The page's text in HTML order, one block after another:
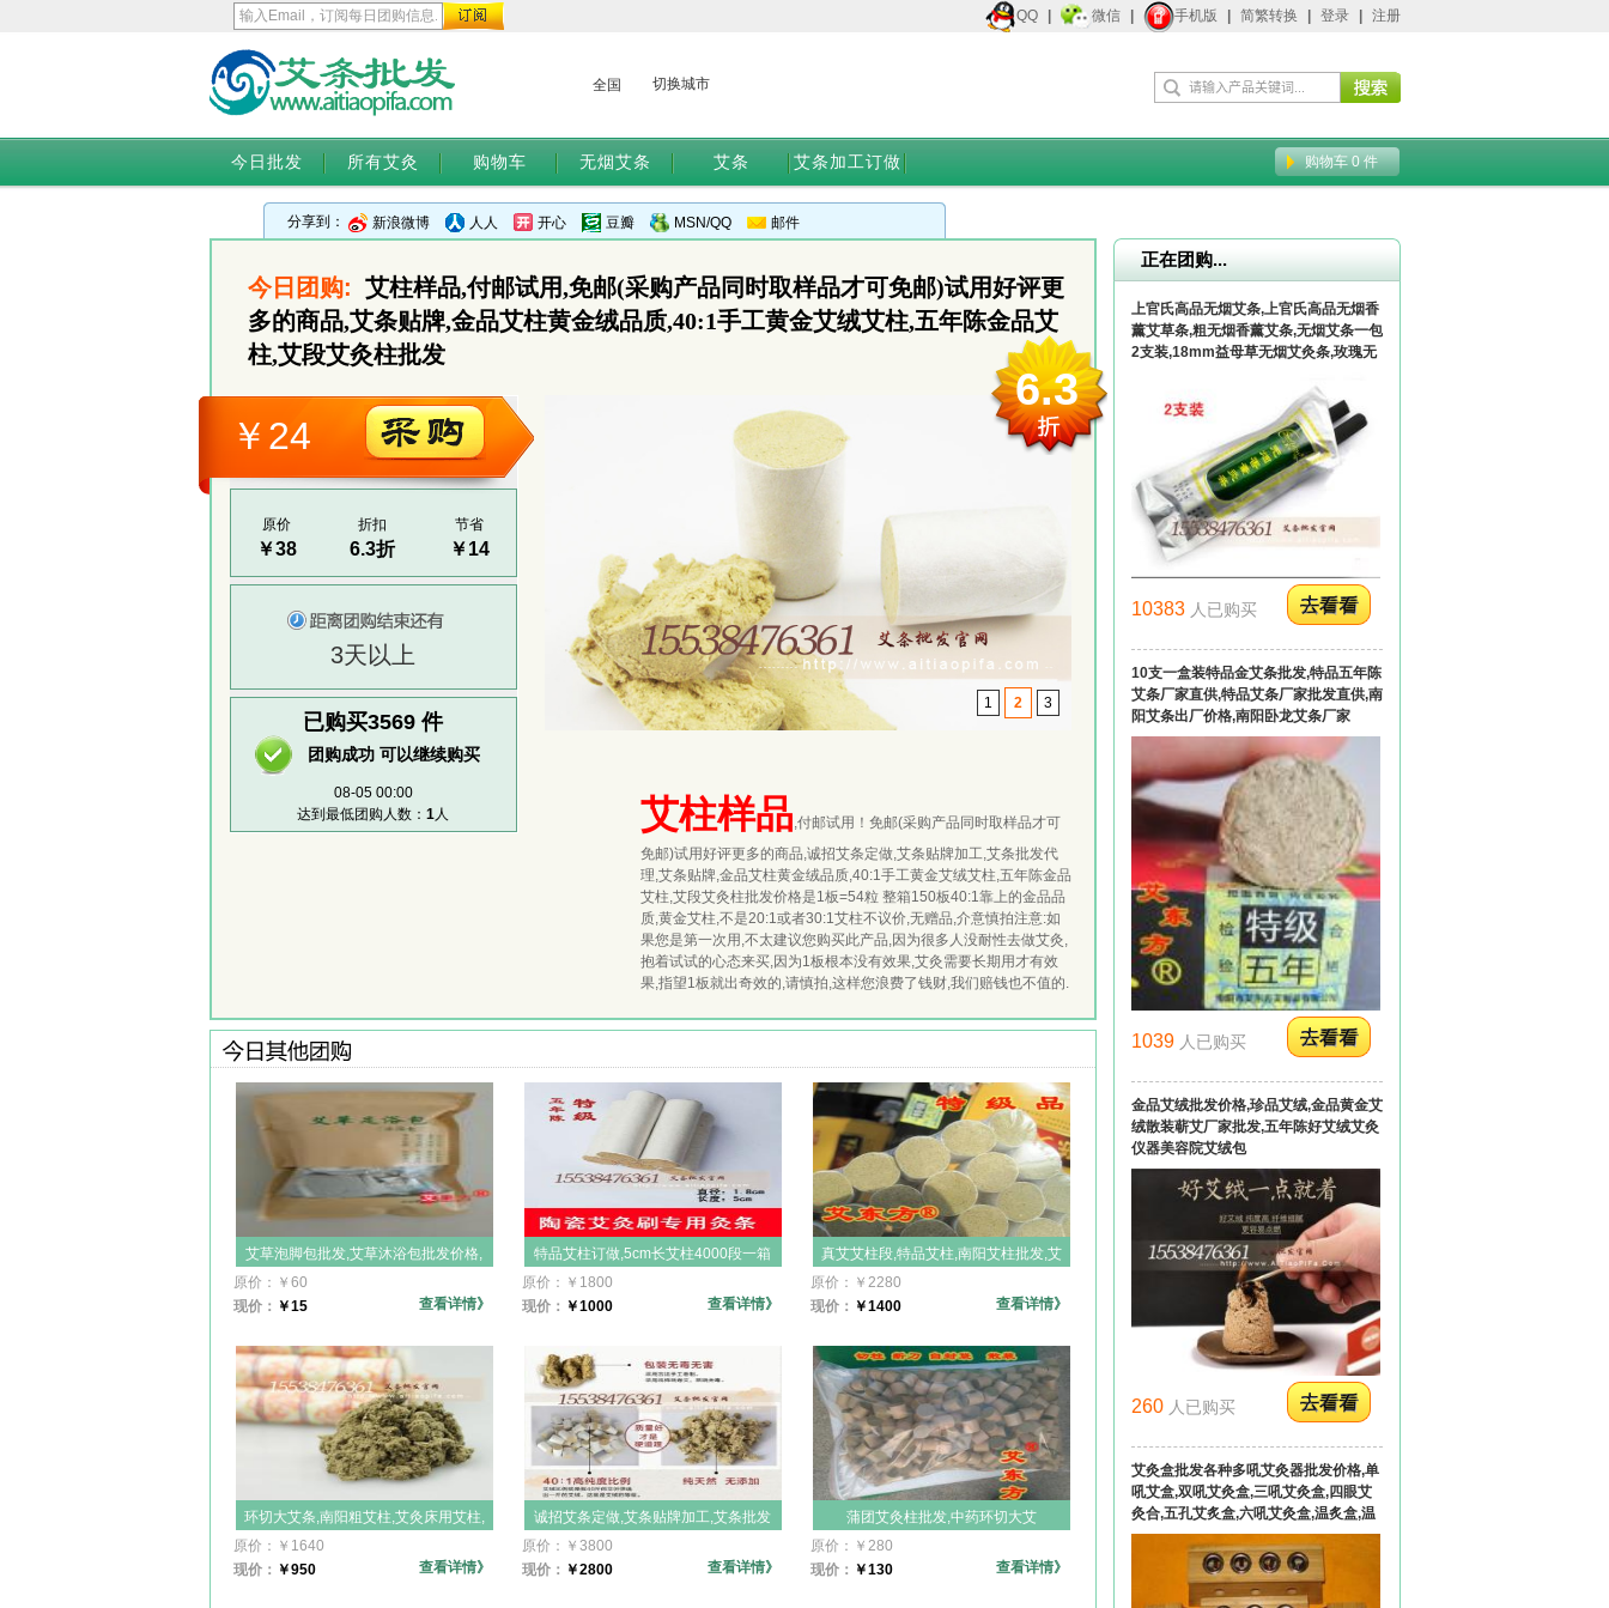
全国 切换城市
购物车0件
今日批发 所有艾灸 购物车 无烟艾条 艾条 艾条加工订做
QQ 微信 手机版 简繁转换 登录 注册
分享到： 新浪微博 人人 开心 豆瓣 MSN/QQ 邮件
今日团购: 艾柱样品,付邮试用,免邮(采购产品同时取样品才可免邮)试用好评更
多的商品,艾条贴牌,金品艾柱黄金绒品质,40:1手工黄金艾绒艾柱,五年陈金品艾
柱,艾段艾灸柱批发
￥24
原价 折扣 节省
￥38 6.3折 ￥14
3天以上
已购买3569 件
团购成功 可以继续购买
08-05 00:00
达到最低团购人数： 1人
6.3
1 2 3
艾柱样品,付邮试用！免邮(采购产品同时取样品才可
免邮)试用好评更多的商品,诚招艾条定做,艾条贴牌加工,艾条批发代
理,艾条贴牌,金品艾柱黄金绒品质,40:1手工黄金艾绒艾柱,五年陈金品
艾柱,艾段艾灸柱批发价格是1板=54粒 整箱150板40:1靠上的金品品
质,黄金艾柱,不是20:1或者30:1艾柱不议价,无赠品,介意慎拍注意:如
果您是第一次用,不太建议您购买此产品,因为很多人没耐性去做艾灸,
抱着试试的心态来买,因为1板根本没有效果,艾灸需要长期用才有效
果,指望1板就出奇效的,请慎拍,这样您浪费了钱财,我们赔钱也不值的.
艾草泡脚包批发,艾草沐浴包批发价格,
中药艾草泡脚包除脚气,艾叶泡脚包,足
浴药包,天然蕲艾陈艾叶姜粉纯中药足
原价： ￥ 60
现价： ￥15 查看详情》
特品艾柱订做,5cm长艾柱4000段一箱
装,4cm长艾柱5000段一箱装,米陶瓷艾
灸刷专用艾灸条18mm直径任意长度艾
原价： ￥ 1800
现价： ￥1000 查看详情》
真艾艾柱段,特品艾柱,南阳艾柱批发,艾
柱条,南阳艾柱,艾柱厂家,艾柱条批发艾
东华特品品艾柱,艾灸柱家用随身灸
原价： ￥ 2280
现价： ￥1400 查看详情》
环切大艾条,南阳粗艾柱,艾灸床用艾柱,
粗艾柱段,环切艾条,艾草条,粗艾柱批发
价格,艾灸床,艾灸凳子专用艾灸条批发
原价： ￥ 1640
现价： ￥950 查看详情》
诚招艾条定做,艾条贴牌加工,艾条批发
代理,艾条贴牌,金品艾柱黄金绒品
质,40:1手工黄金艾绒艾柱,五年陈金品
原价： ￥ 3800
现价： ￥2800 查看详情》
蒲团艾灸柱批发,中药环切大艾
条,25X25mm艾柱段,艾灸床用小艾柱,
环切大艾条,艾灸床,艾灸凳子专用小艾
原价： ￥ 280
现价： ￥130 查看详情》
正在团购...
上官氏高品无烟艾条,上官氏高品无烟香
薰艾草条,粗无烟香薰艾条,无烟艾条一包
2支装,18mm益母草无烟艾灸条,玫瑰无
10383 人已购买
10支一盒装特品金艾条批发,特品五年陈
艾条厂家直供,特品艾条厂家批发直供,南
阳艾条出厂价格,南阳卧龙艾条厂家
1039 人已购买
金品艾绒批发价格,珍品艾绒,金品黄金艾
绒散装蕲艾厂家批发,五年陈好艾绒艾灸
仪器美容院艾绒包
260 人已购买
艾灸盒批发各种多吼艾灸器批发价格,单
吼艾盒,双吼艾灸盒,三吼艾灸盒,四眼艾
灸合,五孔艾炙盒,六吼艾灸盒,温炙盒,温
灸器,竹制单孔艾灸盒加工订做贴牌代工
量大从优！